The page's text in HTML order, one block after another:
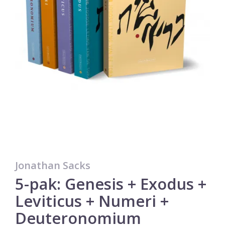
Jonathan Sacks
5-pak: Genesis + Exodus +
Leviticus + Numeri +
Deuteronomium